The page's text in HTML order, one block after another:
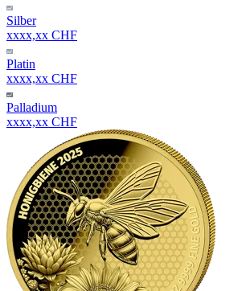
Silber
xxxx,xx CHF
Platin
xxxx,xx CHF
Palladium
xxxx,xx CHF